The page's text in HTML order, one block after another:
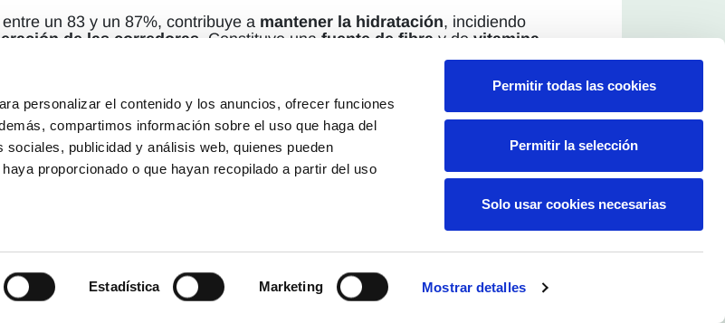
personalizar el contenido y los anuncios, ofrecer funciones
compartimos información sobre el uso que haga del
publicidad y análisis web, quienes pueden
proporcionado o que hayan recopilado a partir del uso
Estadística Marketing Mostrar detalles
Permitir todas las cookies
Permitir la selección
Solo usar cookies necesarias
un 83 y un 87%, contribuye a mantener la hidratación, incidiendo
de las corredoras . Constituye una fuente de fibra y de vitamina
importante en el normal funcionamiento del sistema inmunitario,
del hierrode los alimentos(*).
de investigación ALIMNOVA. Dpto. Nutrición y Ciencia de los
Complutense de Madrid